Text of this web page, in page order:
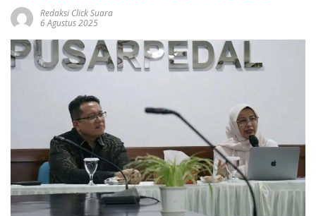
Redaksi Click Suara
6 Agustus 2025